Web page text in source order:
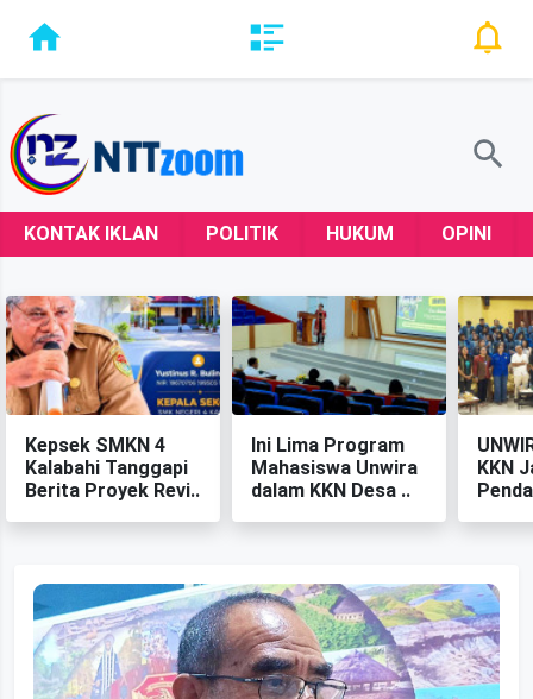
KONTAK IKLAN POLITIK HUKUM OPINI
Kepsek SMKN 4
Kalabahi Tanggapi
Berita Proyek Revi..
‎Ini Lima Program
Mahasiswa Unwira
dalam KKN Desa ..
KKN